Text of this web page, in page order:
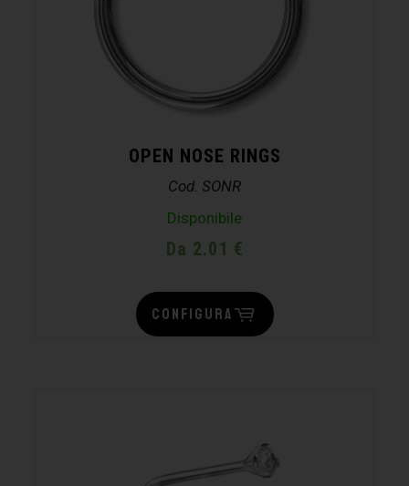
OPEN NOSE RINGS
Cod. SONR
Disponibile
Da 2.01 €
CONFIGURA